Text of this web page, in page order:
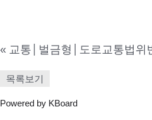
«
목록보기
Powered by KBoard